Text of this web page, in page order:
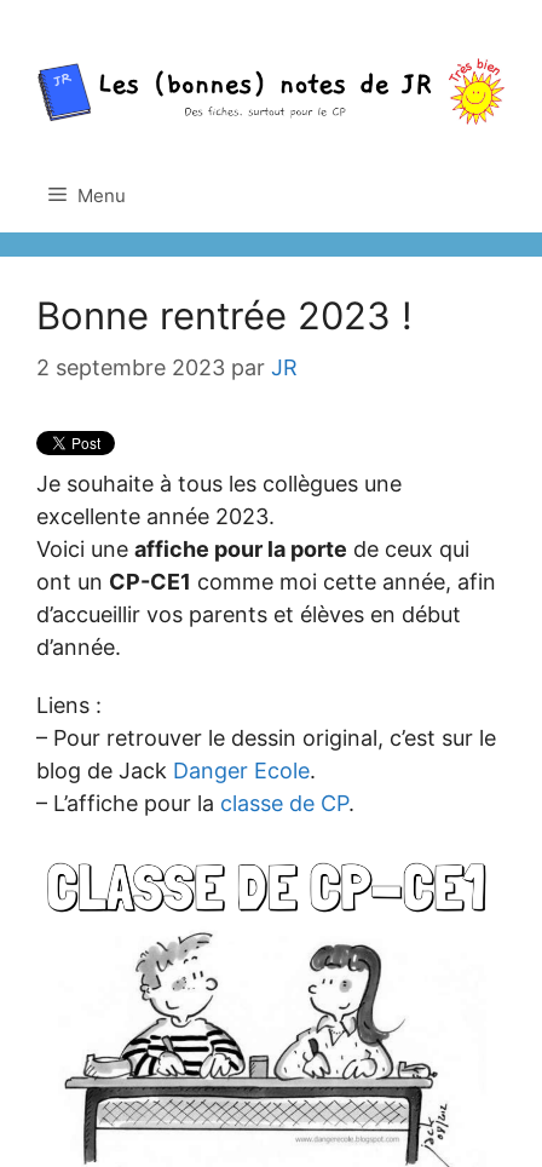
contenu
Menu
Bonne rentrée 2023 !
2 septembre 2023 par JR
Je souhaite à tous les collègues une
excellente année 2023.
Voici une affiche pour la porte de ceux qui
ont un CP-CE1 comme moi cette année, afin
d’accueillir vos parents et élèves en début
d’année.
Liens :
– Pour retrouver le dessin original, c’est sur le
blog de Jack Danger Ecole.
– L’affiche pour la classe de CP.